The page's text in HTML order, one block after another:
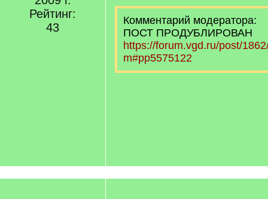
Рейтинг:
43
Комментарий модератора:
ПОСТ ПРОДУБЛИРОВАН
https://forum.vgd.ru/post/
m#pp5575122